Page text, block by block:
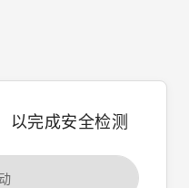
以完成安全检测